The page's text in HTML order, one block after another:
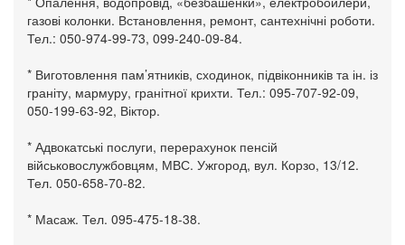
газові колонки. Встановлення, ремонт, сантехнічні роботи.
Тел.: 050-974-99-73, 099-240-09-84.
* Виготовлення пам’ятників, сходинок, підвіконників та ін. із
граніту, мармуру, гранітної крихти. Тел.: 095-707-92-09,
050-199-63-92, Віктор.
* Адвокатські послуги, перерахунок пенсій
військовослужбовцям, МВС. Ужгород, вул. Корзо, 13/12.
Тел. 050-658-70-82.
* Масаж. Тел. 095-475-18-38.